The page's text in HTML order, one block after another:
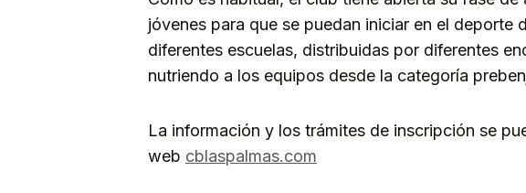
jóvenes para que se puedan iniciar en el deporte
diferentes escuelas, distribuidas por diferentes
nutriendo a los equipos desde la categoría
La información y los trámites de inscripción se
web cblaspalmas.com